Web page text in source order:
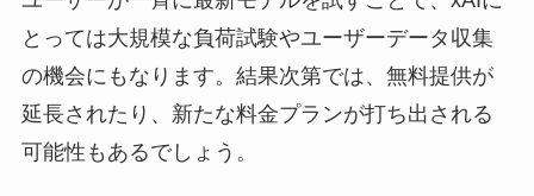
とっては大規模な負荷試験やユーザーデータ収集
の機会にもなります。結果次第では、無料提供が
延長されたり、新たな料金プランが打ち出される
可能性もあるでしょう。